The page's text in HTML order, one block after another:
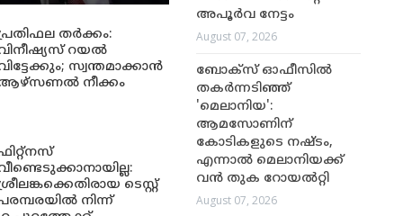
തർക്കം:
റയൽ
സ്വന്തമാക്കാൻ
നീക്കം
ടെസ്റ്റ്
നിന്ന്
അപൂർവ നേട്ടം
August 07, 2026
ബോക്സ് ഓഫീസിൽ
തകർന്നടിഞ്ഞ്
'മെലാനിയ':
ആമസോണിന്
കോടികളുടെ നഷ്ടം,
എന്നാൽ മെലാനിയക്ക്
വൻ തുക റോയൽറ്റി
August 07, 2026